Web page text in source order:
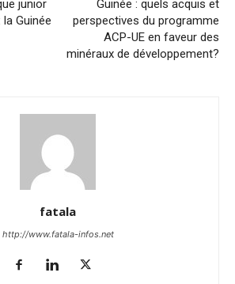
junior
Guinée
Guinée : quels acquis et
perspectives du programme
ACP-UE en faveur des
minéraux de développement?
fatala
http://www.fatala-infos.net